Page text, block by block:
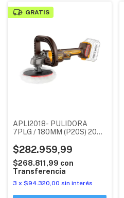
GRATIS
APLI2018- PULIDORA
7PLG / 180MM (P20S) 20V
CARBONES (SIN BATERIA
NI CARGADOR)
INDUSTRIAL INGCO
$282.959,99
$268.811,99 con
Transferencia
3 x $94.320,00 sin interés